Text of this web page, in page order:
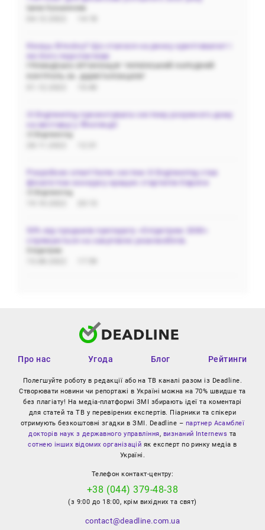
Кінець біткоїну? Що сталося на ринку криптовалют і
які його перспективи
i3 Engineering презентувала систему розумного дому
на виставці у Фінляндії
Розробник smart home систем i3 Engineering став
фіналістом конкурсу кращих стартапів Європи
50% від продажів препарату «Олідетрим 2000»
спрямуються на закупівлю реанімобілів.
Про нас Угода Блог Рейтинги
Полегшуйте роботу в редакції або на ТВ каналі разом із Deadline.
Створювати новини чи репортажі в Україні можна на 70% швидше та
без плагіату! На медіа-платформі ЗМІ збирають ідеї та коментарі
для статей та ТВ у перевірених експертів. Піарники та спікери
отримують безкоштовні згадки в ЗМІ. Deadline – партнер Асамблеї
докторів наук з державного управління, визнаний Internews та
сотнею інших відомих організацій як експерт по ринку медіа в
Україні.
Телефон контакт-центру:
+38 (044) 379-48-38
(з 9:00 до 18:00, крім вихідних та свят)
contact@deadline.com.ua